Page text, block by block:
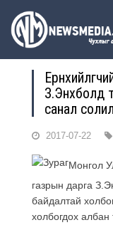
З.Энхболд
санал
2017-07-22
Монгол
газрын дарга
байдалтай
холбогдох албан